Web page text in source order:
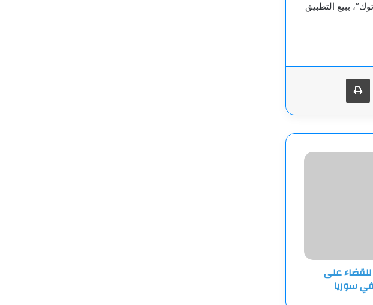
“تيك توك”، ببيع التطبيق
عبر البريد طباعة
على
سوريا